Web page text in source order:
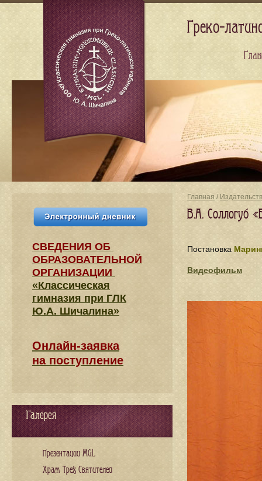
Главная /
В.А. Соллогуб
Постановка
Видеофильм
СВЕДЕНИЯ​ ОБ
ОБРАЗОВАТЕЛЬНОЙ
ОРГАНИЗАЦИИ
«Классическая
гимназия при ГЛК
Ю.А. Шичалина»
Онлайн-заявка
на поступление
Галерея
Презентации MGL
Храм Трех Святителей
Греко-